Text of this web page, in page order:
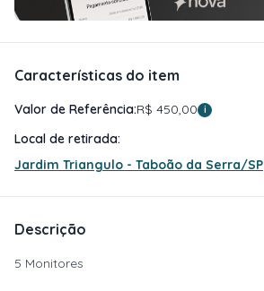
Características do item
Valor de Referência:R$ 450,00 i
Local de retirada:
Jardim Triangulo - Taboão da Serra/SP
Descrição
5 Monitores